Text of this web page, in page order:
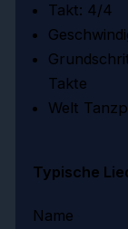
Takt: 4/4
Takte
Welt
Typische
Name